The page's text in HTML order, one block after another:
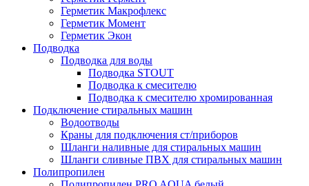
Герметик Макрофлекс
Герметик Момент
Герметик Экон
Подводка
Подводка для воды
Подводка STOUT
Подводка к смесителю
Подводка к смесителю хромированная
Подключение стиральных машин
Водоотводы
Краны для подключения ст/приборов
Шланги наливные для стиральных машин
Шланги сливные ПВХ для стиральных машин
Полипропилен